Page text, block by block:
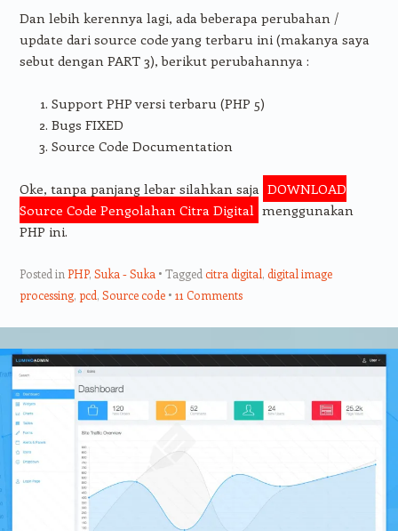
Dan lebih kerennya lagi, ada beberapa perubahan /
update dari source code yang terbaru ini (makanya saya
sebut dengan PART 3), berikut perubahannya :
Support PHP versi terbaru (PHP 5)
Bugs FIXED
Source Code Documentation
Oke, tanpa panjang lebar silahkan saja DOWNLOAD
Source Code Pengolahan Citra Digital menggunakan
PHP ini.
Posted in PHP, Suka - Suka Tagged citra digital, digital image
processing, pcd, Source code 11 Comments